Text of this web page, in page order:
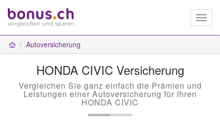
Autoversicherung
HONDA CIVIC Versicherung
Vergleichen Sie ganz einfach die Prämien und
Leistungen einer Autoversicherung für Ihren
HONDA CIVIC